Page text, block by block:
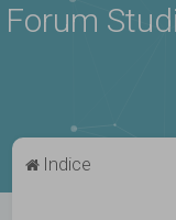
Forum
Indice